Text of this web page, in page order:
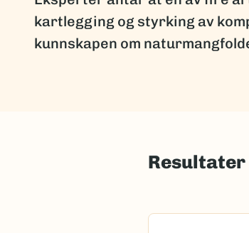
kartlegging og styrking av
kunnskapen om